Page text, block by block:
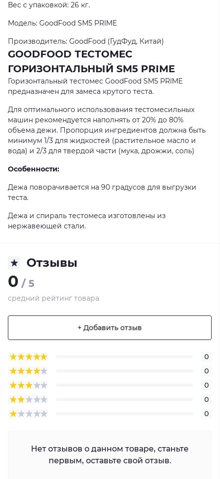
Вес с упаковкой: 26 кг.
Модель: GoodFood SM5 PRIME
Производитель: GoodFood (ГудФуд, Китай)
GOODFOOD ТЕСТОМЕС
ГОРИЗОНТАЛЬНЫЙ SM5 PRIME
Горизонтальный тестомес GoodFood SM5 PRIME
предназначен для замеса крутого теста.
Для оптимального использования тестомесильных
машин рекомендуется наполнять от 20% до 80%
объема дежи. Пропорция ингредиентов должна быть
минимум 1/3 для жидкостей (растительное масло и
вода) и 2/3 для твердой части (мука, дрожжи, соль)
Особенности:
Дежа поворачивается на 90 градусов для выгрузки
теста.
Дежа и спираль тестомеса изготовлены из
нержавеющей стали.
Отзывы
0 / 5
средний рейтинг товара
+ Добавить отзыв
0
0
0
0
0
Нет отзывов о данном товаре, станьте
первым, оставьте свой отзыв.